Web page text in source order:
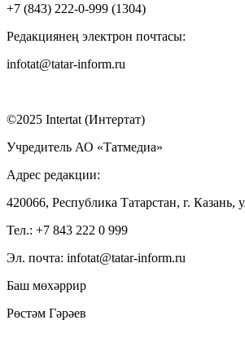
+7 (843) 222-0-999 (1304)
Редакциянең электрон почтасы:
infotat@tatar-inform.ru
©2025 Intertat (Интертат)
Учредитель АО «Татмедиа»
Адрес редакции:
420066, Республика Татарстан, г. Казань,
Тел.: +7 843 222 0 999
Эл. почта: infotat@tatar-inform.ru
Баш мөхәррир
Рөстәм Гәрәев